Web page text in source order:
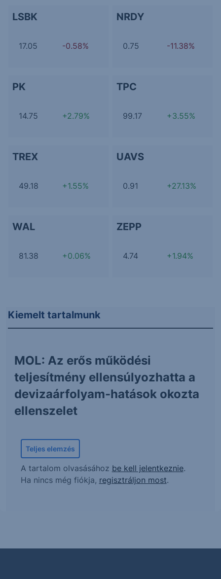
LSBK
17.05 -0.58%
NRDY
0.75 -11.38%
PK
14.75 +2.79%
TPC
99.17 +3.55%
TREX
49.18 +1.55%
UAVS
0.91 +27.13%
WAL
81.38 +0.06%
ZEPP
4.74 +1.94%
Kiemelt tartalmunk
MOL: Az erős működési
teljesítmény ellensúlyozhatta a
devizaárfolyam-hatások okozta
ellenszelet
Teljes elemzés
A tartalom olvasásához be kell jelentkeznie.
Ha nincs még fiókja, regisztráljon most.